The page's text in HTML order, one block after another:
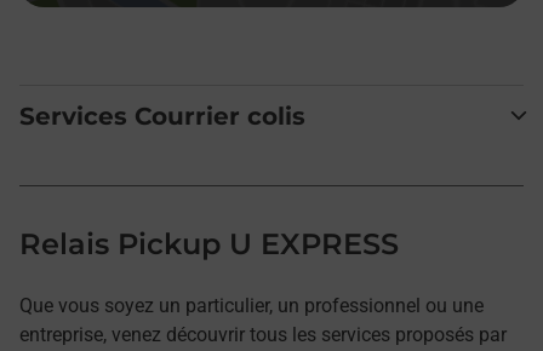
Services Courrier colis
Relais Pickup U EXPRESS
Que vous soyez un particulier, un professionnel ou une
entreprise, venez découvrir tous les services proposés par